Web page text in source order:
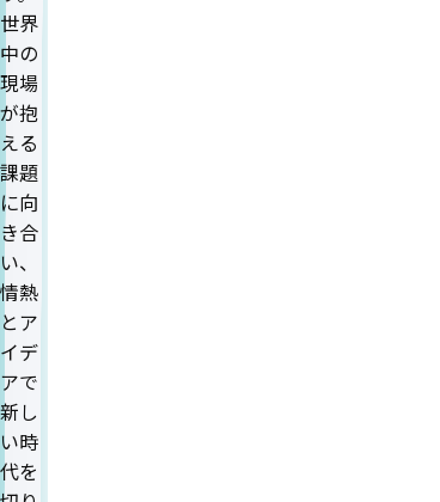
世界
中の
現場
が抱
える
課題
に向
き合
い、
情熱
とア
イデ
アで
新し
い時
代を